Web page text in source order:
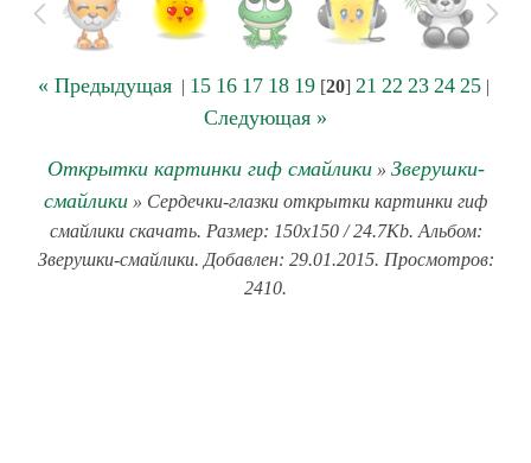
« Предыдущая| 15 16 17 18 19[20] 21 22 23 24 25|
Следующая »
Открытки картинки гиф смайлики» Зверушки-
смайлики » Сердечки-глазки открытки картинки гиф
смайлики скачать. Размер: 150x150 / 24.7Kb. Альбом:
Зверушки-смайлики. Добавлен: 29.01.2015. Просмотров:
2410.